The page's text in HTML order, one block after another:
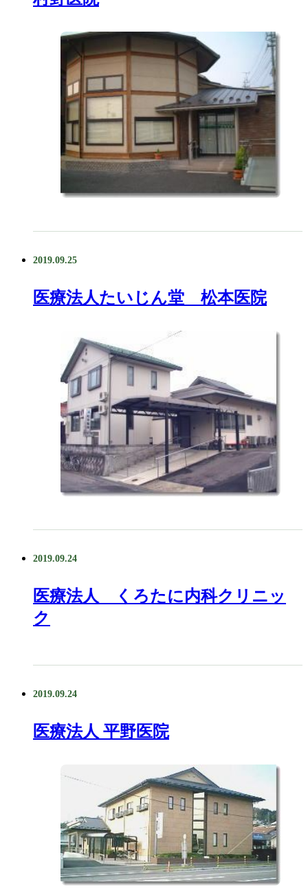
2019.09.25
医療法人たいじん堂 松本医院
2019.09.24
医療法人 くろたに内科クリニッ
ク
2019.09.24
医療法人 平野医院